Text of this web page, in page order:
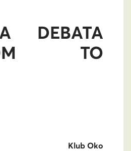
DEBATA
TO
Klub Oko